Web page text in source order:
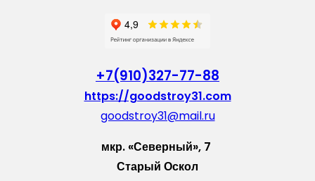
+7(910)327-77-88
https://goodstroy31.com
goodstroy31@mail.ru
мкр. «Северный», 7
Старый Оскол